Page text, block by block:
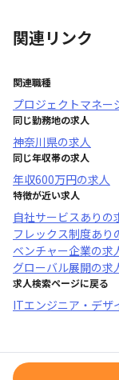
関連リンク
関連職種
プロジェクトマネー
同じ勤務地の求人
神奈川県の求人
同じ年収帯の求人
年収600万円の求人
特徴が近い求人
自社サービスあり の
フレックス制度あり
ベンチャー企業の求
グローバル展開の求
求人検索ページに戻る
ITエンジニア・デザ